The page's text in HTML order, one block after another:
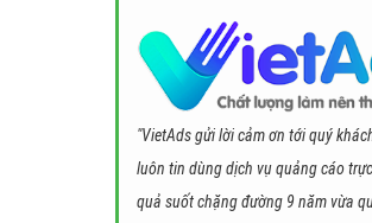
"VietAds gửi lời cảm ơn tới quý
luôn tin dùng dịch vụ quảng cáo
quả suốt chặng đường 9 năm vừa